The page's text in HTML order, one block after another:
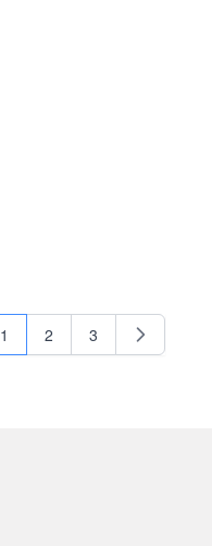
Sie lesen gerade Seite
1 Seite
2 Seite
3